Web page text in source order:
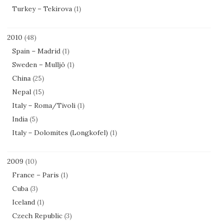
Turkey – Tekirova (1)
2010 (48)
Spain – Madrid (1)
Sweden – Mulljö (1)
China (25)
Nepal (15)
Italy – Roma/Tivoli (1)
India (5)
Italy – Dolomites (Longkofel) (1)
2009 (10)
France – Paris (1)
Cuba (3)
Iceland (1)
Czech Republic (3)